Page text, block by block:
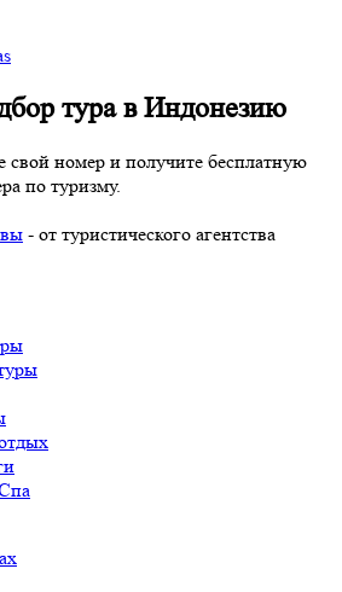
тура в Индонезию
номер и получите бесплатную
по туризму.
- от туристического агентства